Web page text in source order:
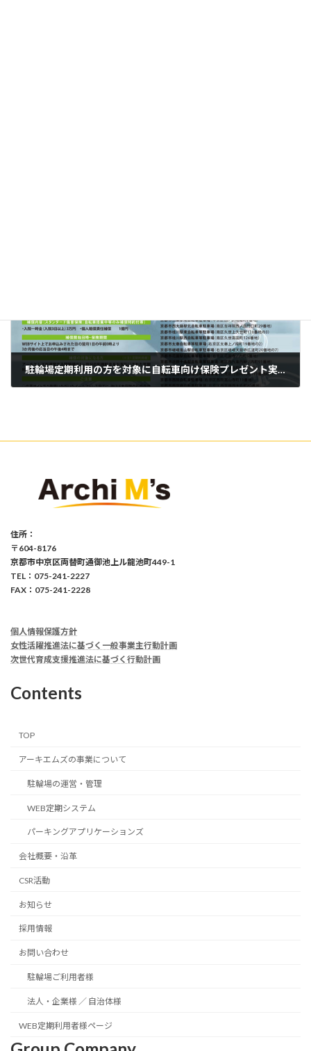
駐輪場定期利用の方を対象に自転車向け保険プレゼント実施中
住所：
〒604-8176
京都市中京区両替町通御池上ル龍池町449-1
TEL：075-241-2227
FAX：075-241-2228
個人情報保護方針
女性活躍推進法に基づく一般事業主行動計画
次世代育成支援推進法に基づく行動計画
Contents
TOP
アーキエムズの事業について
駐輪場の運営・管理
WEB定期システム
パーキングアプリケーションズ
会社概要・沿革
CSR活動
お知らせ
採用情報
お問い合わせ
駐輪場ご利用者様
法人・企業様 ／ 自治体様
WEB定期利用者様ページ